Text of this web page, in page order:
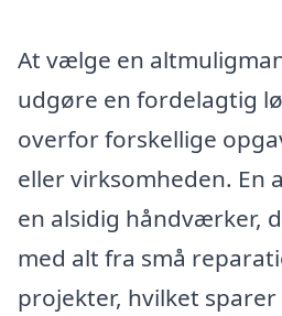
At vælge en
udgøre en fordelagtig
overfor forskellige
eller virksomheden. En
en alsidig håndværker,
med alt fra små
projekter, hvilket